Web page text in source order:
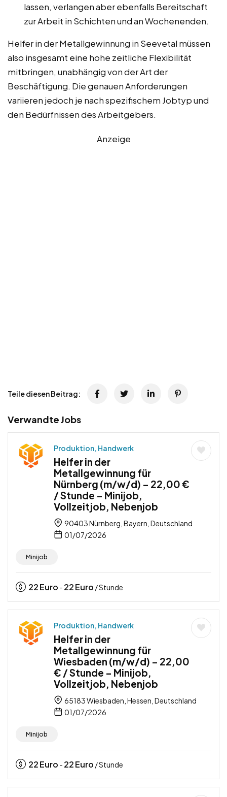
lassen, verlangen aber ebenfalls Bereitschaft
zur Arbeit in Schichten und an Wochenenden.
Helfer in der Metallgewinnung in Seevetal müssen
also insgesamt eine hohe zeitliche Flexibilität
mitbringen, unabhängig von der Art der
Beschäftigung. Die genauen Anforderungen
variieren jedoch je nach spezifischem Jobtyp und
den Bedürfnissen des Arbeitgebers.
Anzeige
Teile diesen Beitrag:
Verwandte Jobs
Produktion, Handwerk
Helfer in der
Metallgewinnung für
Nürnberg (m/w/d) – 22,00 €
/ Stunde – Minijob,
Vollzeitjob, Nebenjob
90403 Nürnberg, Bayern, Deutschland
01/07/2026
Minijob
22Euro - 22Euro / Stunde
Produktion, Handwerk
Helfer in der
Metallgewinnung für
Wiesbaden (m/w/d) – 22,00
€ / Stunde – Minijob,
Vollzeitjob, Nebenjob
65183 Wiesbaden, Hessen, Deutschland
01/07/2026
Minijob
22Euro - 22Euro / Stunde